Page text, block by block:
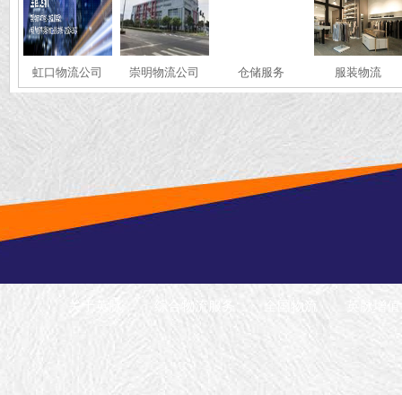
虹口物流公司 崇明物流公司 仓储服务 服装物流
关于英脉 全国物流 英脉增